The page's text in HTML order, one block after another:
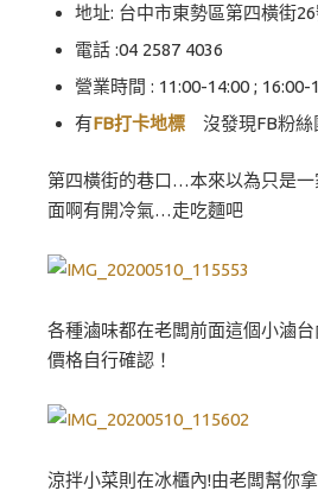
地址: 台中市東勢區第四橫街
電話 :04 2587 4036
營業時間 : 11:00-14:00 ; 16:00-
有FB打卡地標沒發現FB粉絲
第四橫街的巷口…本來以為只是一
面啊有開冷氣…走吃麵吧
各種滷味都在老闆前面這個小滷台
價格自行確認！
涼拌小菜則在冰櫃內!由老闆幫你